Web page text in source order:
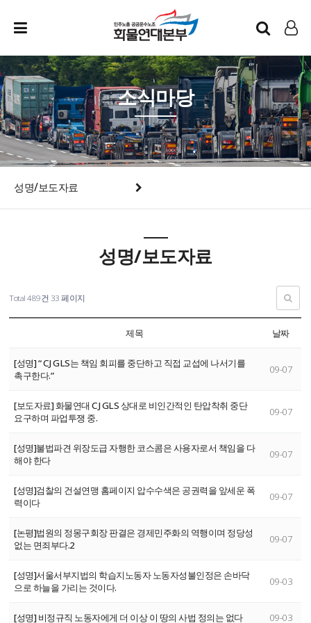
인트라넷
LOG IN
소식마당
성명/보도자료
성명/보도자료
Total 489건 33 페이지
제목 날짜
[성명] “ CJ GLS는 책임 회피를 중단하고 직접 교섭에 나서기를
촉구한다.”
09-07
[보도자료] 화물연대 CJ GLS 상대로 비인간적인 탄압착취 중단
요구하며 파업투쟁 중.
09-07
[성명]불법파견 위장도급 자행한 코스콤은 사용자로서 책임을 다
해야 한다
09-07
[성명]검찰의 건설연맹 홈페이지 압수수색은 공권력을 앞세운 폭
력이다
09-07
[논평]법원의 정몽구회장 판결은 경제민주화의 역행이며 정당성
없는 면죄부다.2
09-07
[성명]서울서부지법의 학습지노동자 노동자성불인정은 손바닥
으로 하늘을 가리는 것이다.
09-03
[성명] 비정규직 노동자에게 더 이상 이 땅의 사법 정의는 없다 09-03